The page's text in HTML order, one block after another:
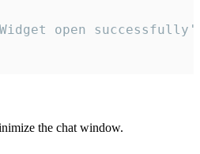
open
the chat window.